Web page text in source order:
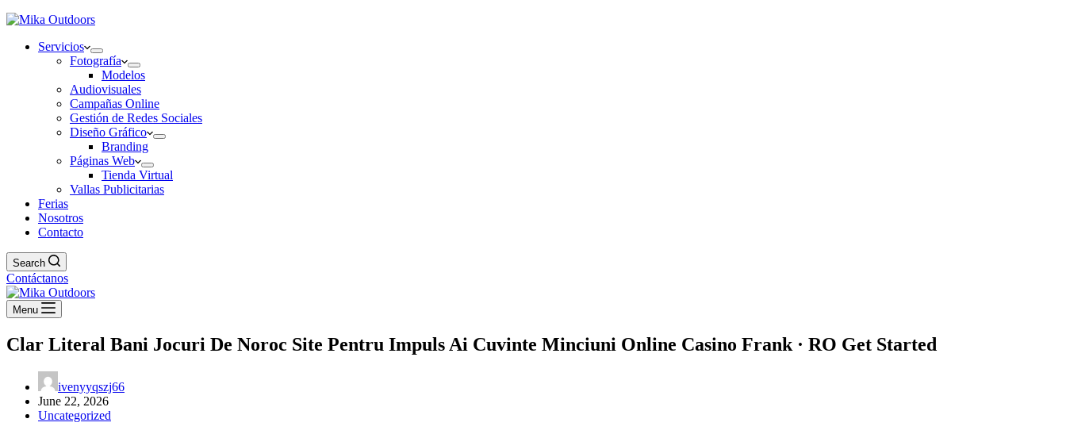
Servicios
Fotografía
Modelos
Audiovisuales
Campañas Online
Gestión de Redes Sociales
Diseño Gráfico
Branding
Páginas Web
Tienda Virtual
Vallas Publicitarias
Ferias
Nosotros
Contacto
Search
Contáctanos
Menu
Clar Literal Bani Jocuri De Noroc Site Pentru Impuls Ai Cuvinte Minciuni Online Casino Frank · RO Get Started
ivenyyqszj66
June 22, 2026
Uncategorized